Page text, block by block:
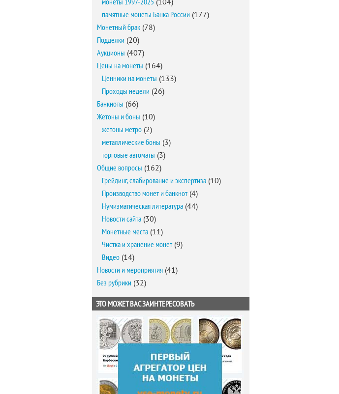
памятные монеты Банка России (177)
Монетный брак (78)
Подделки (20)
Аукционы (407)
Цены на монеты (164)
Ценники на монеты (133)
Проходы недели (26)
Банкноты (66)
Жетоны и боны (10)
жетоны метро (2)
металлические боны (3)
торговые автоматы (3)
Общие вопросы (162)
Грейдинг, слабирование и экспертиза (10)
Производство монет и банкнот(4)
Нумизматическая литература (44)
Новости сайта (30)
Монетные места (11)
Чистка и хранение монет(9)
Видео (14)
Новости и мероприятия (41)
Без рубрики (32)
ЭТО МОЖЕТ ВАС ЗАИНТЕРЕСОВАТЬ